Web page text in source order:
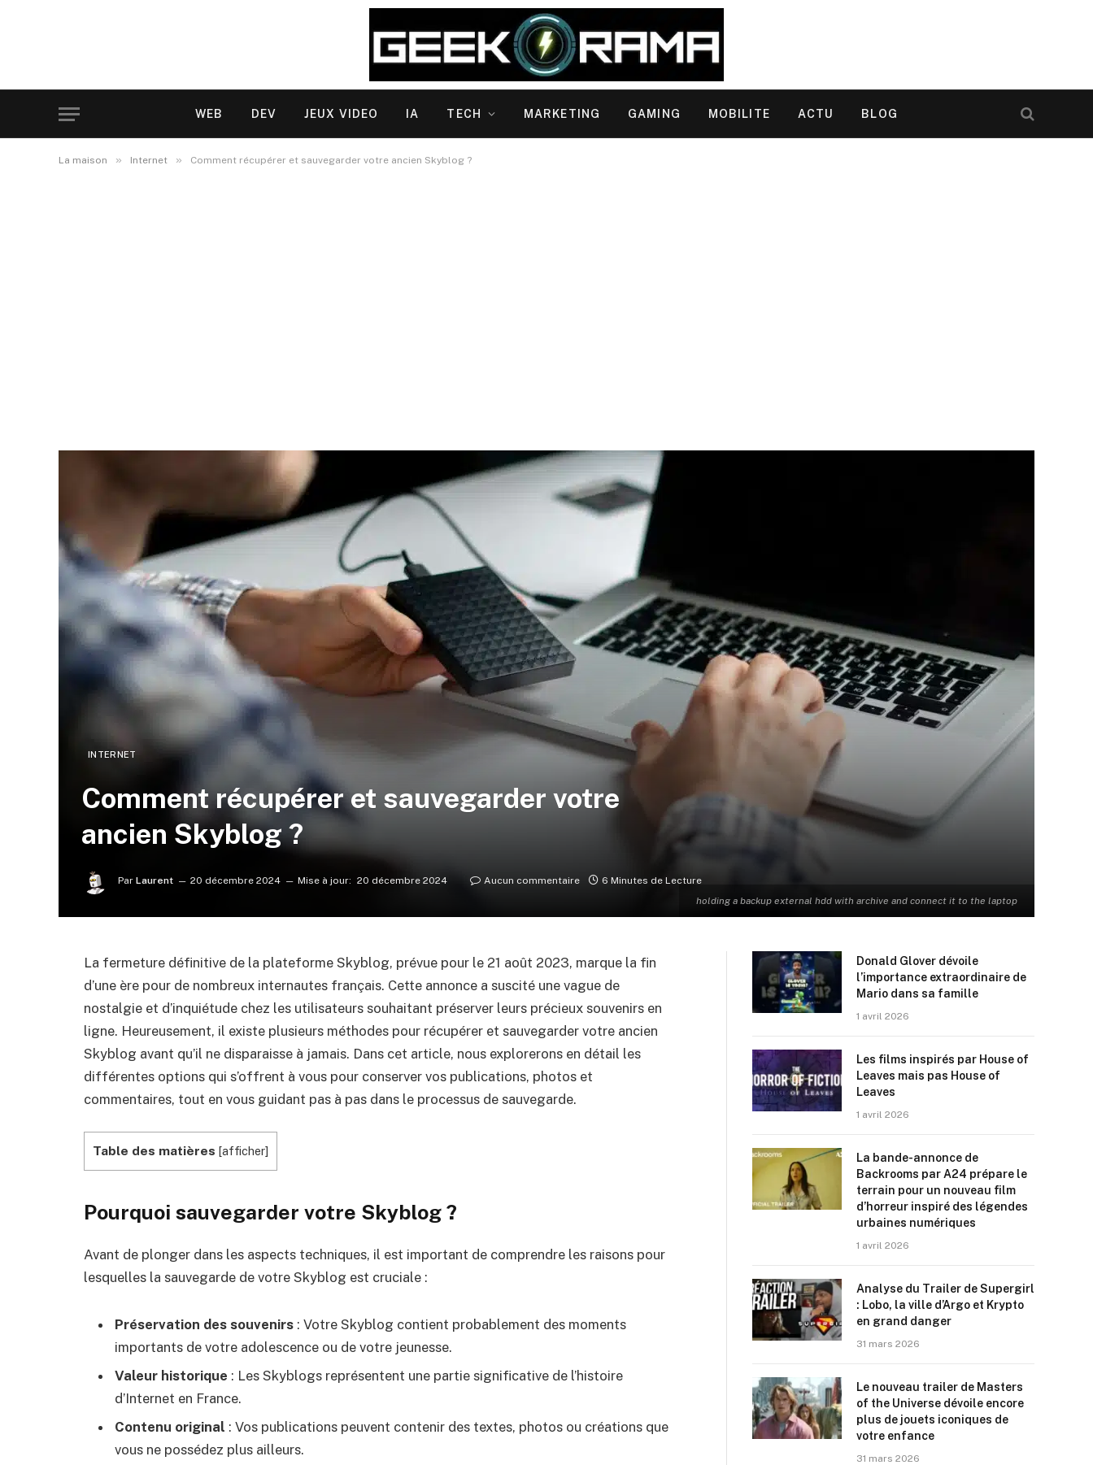
WEB DEV JEUX VIDEO IA TECH MARKETING GAMING MOBILITE ACTU BLOG
La maison » Internet » Comment récupérer et sauvegarder votre ancien Skyblog ?
holding a backup external hdd with archive and connect it to the laptop
INTERNET
Comment récupérer et sauvegarder votre
ancien Skyblog ?
Par Laurent 20 décembre 2024 Mise à jour: 20 décembre 2024 Aucun commentaire 6 Minutes de Lecture
La fermeture définitive de la plateforme Skyblog, prévue pour le 21 août 2023, marque la fin
d’une ère pour de nombreux internautes français. Cette annonce a suscité une vague de
nostalgie et d’inquiétude chez les utilisateurs souhaitant préserver leurs précieux souvenirs en
ligne. Heureusement, il existe plusieurs méthodes pour récupérer et sauvegarder votre ancien
Skyblog avant qu’il ne disparaisse à jamais. Dans cet article, nous explorerons en détail les
différentes options qui s’offrent à vous pour conserver vos publications, photos et
commentaires, tout en vous guidant pas à pas dans le processus de sauvegarde.
Table des matières [afficher]
Pourquoi sauvegarder votre Skyblog ?
Avant de plonger dans les aspects techniques, il est important de comprendre les raisons pour
lesquelles la sauvegarde de votre Skyblog est cruciale :
Préservation des souvenirs : Votre Skyblog contient probablement des moments
importants de votre adolescence ou de votre jeunesse.
Valeur historique : Les Skyblogs représentent une partie significative de l’histoire
d’Internet en France.
Contenu original : Vos publications peuvent contenir des textes, photos ou créations que
vous ne possédez plus ailleurs.
Donald Glover dévoile
l’importance extraordinaire de
Mario dans sa famille
1 avril 2026
Les films inspirés par House of
Leaves mais pas House of
Leaves
1 avril 2026
La bande-annonce de
Backrooms par A24 prépare le
terrain pour un nouveau film
d’horreur inspiré des légendes
urbaines numériques
1 avril 2026
Analyse du Trailer de Supergirl
: Lobo, la ville d’Argo et Krypto
en grand danger
31 mars 2026
Le nouveau trailer de Masters
of the Universe dévoile encore
plus de jouets iconiques de
votre enfance
31 mars 2026